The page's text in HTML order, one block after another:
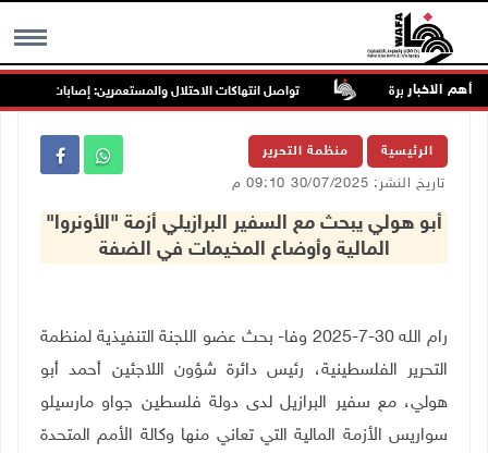
MENU أهم الاخبار تواصل انتهاكات الاحتلال والمستعمرين: إصابات واعتقالات
الرئيسية منظمة التحرير
تاريخ النشر: 30/07/2025 09:10 م
أبو هولي يبحث مع السفير البرازيلي أزمة "الأونروا"
المالية وأوضاع المخيمات في الضفة
رام الله 30-7-2025 وفا- بحث عضو اللجنة التنفيذية لمنظمة
التحرير الفلسطينية، رئيس دائرة شؤون اللاجئين أحمد أبو
هولي، مع سفير البرازيل لدى دولة فلسطين جواو مارسيلو
سواريس الأزمة المالية التي تعاني منها وكالة الأمم المتحدة